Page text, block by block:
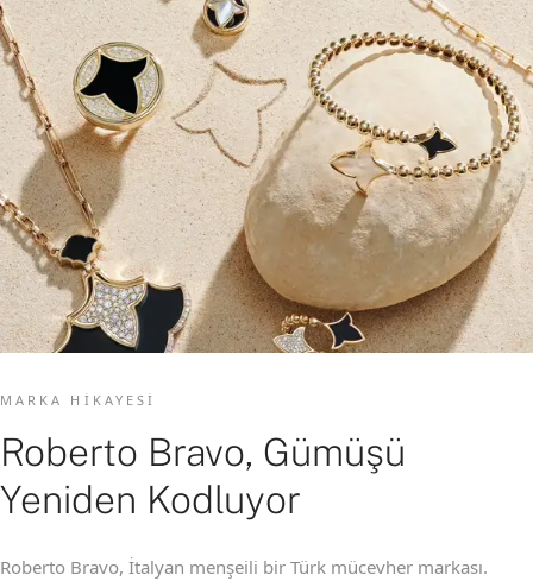
MARKA HIKAYESI
Roberto Bravo, Gümüşü
Yeniden Kodluyor
Roberto Bravo, İtalyan menşeili bir Türk mücevher markası.